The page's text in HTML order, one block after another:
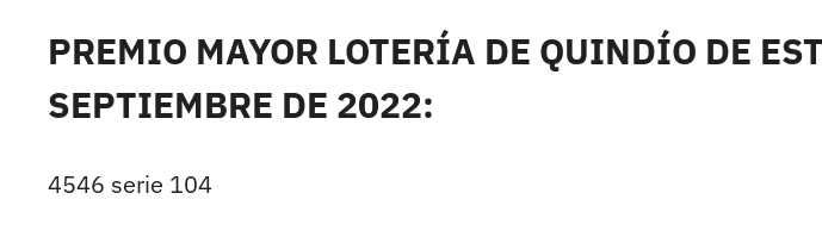
PREMIO MAYOR LOTERÍA DE QUINDÍO DE
SEPTIEMBRE DE 2022:
4546 serie 104